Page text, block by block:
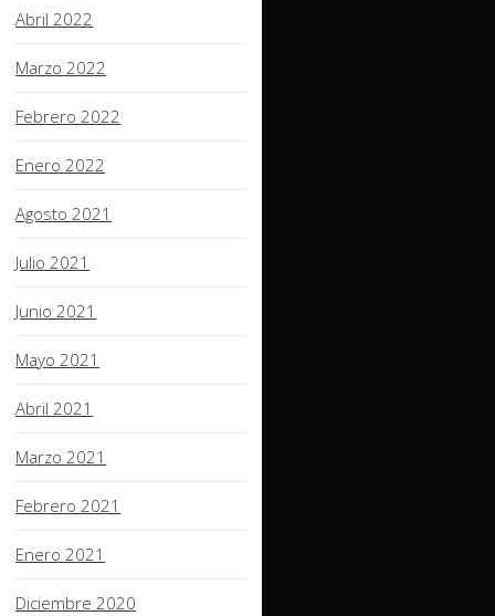
Abril 2022
Marzo 2022
Febrero 2022
Enero 2022
Agosto 2021
Julio 2021
Junio 2021
Mayo 2021
Abril 2021
Marzo 2021
Febrero 2021
Enero 2021
Diciembre 2020